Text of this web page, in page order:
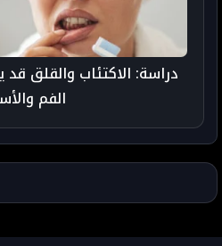
دراسة: الاكتئاب والقلق
الفم